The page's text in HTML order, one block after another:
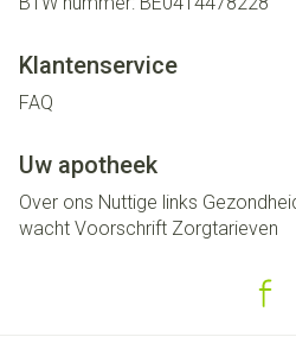
Klantenservice
FAQ
Uw apotheek
Over ons Nuttige links
wacht Voorschrift Zorgtarieven